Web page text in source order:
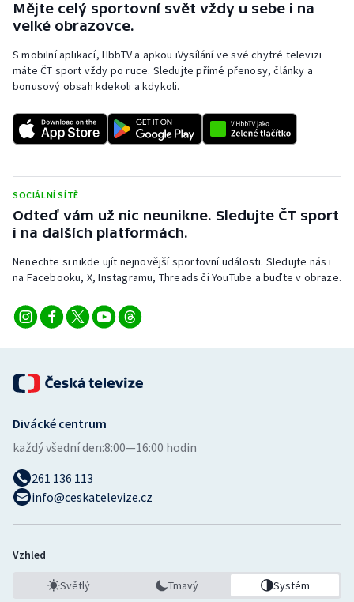
Mějte celý sportovní svět vždy u sebe i na
velké obrazovce.
S mobilní aplikací, HbbTV a apkou iVysílání ve své chytré televizi
máte ČT sport vždy po ruce. Sledujte přímé přenosy, články a
bonusový obsah kdekoli a kdykoli.
SOCIÁLNÍ SÍTĚ
Odteď vám už nic neunikne. Sledujte ČT sport
i na dalších platformách.
Nenechte si nikde ujít nejnovější sportovní události. Sledujte nás i
na Facebooku, X, Instagramu, Threads či YouTube a buďte v obraze.
Divácké centrum
každý všední den:8:00—16:00 hodin
261 136 113
info@ceskatelevize.cz
Vzhled
Světlý Tmavý Systém